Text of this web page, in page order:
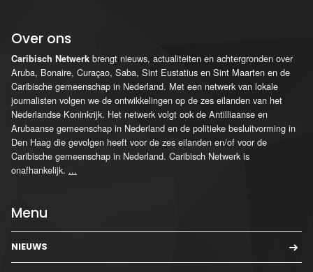
Over ons
Caribisch Netwerk brengt nieuws, actualiteiten en achtergronden over
Aruba, Bonaire, Curaçao, Saba, Sint Eustatius en Sint Maarten en de
Caribische gemeenschap in Nederland. Met een netwerk van lokale
journalisten volgen we de ontwikkelingen op de zes eilanden van het
Nederlandse Koninkrijk. Het netwerk volgt ook de Antilliaanse en
Arubaanse gemeenschap in Nederland en de politieke besluitvorming in
Den Haag die gevolgen heeft voor de zes eilanden en/of voor de
Caribische gemeenschap in Nederland. Caribisch Netwerk is
onafhankelijk. ...
Menu
NIEUWS